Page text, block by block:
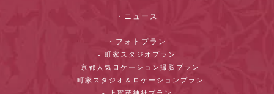
・ニュース
・フォトプラン
- 町家スタジオプラン
- 京都人気ロケーション撮影プラン
- 町家スタジオ＆ロケーションプラン